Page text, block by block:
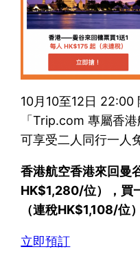
10月10至12日 22:00
「Trip.com 專屬香
可享受二人同行一人
香港航空香港來回曼
HK$1,280/位），買
（連稅HK$1,108/位）
立即預訂